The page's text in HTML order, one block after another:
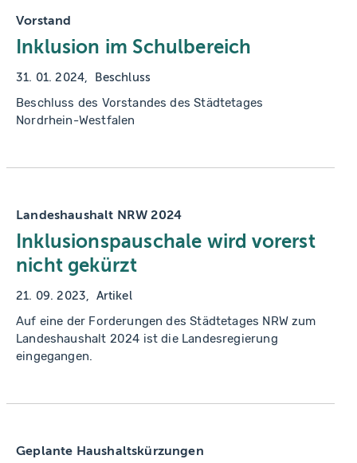
Vorstand
Inklusion im Schulbereich
31. 01. 2024 Beschluss
Beschluss des Vorstandes des Städtetages
Nordrhein-Westfalen
Landeshaushalt NRW 2024
Inklusionspauschale wird vorerst
nicht gekürzt
21. 09. 2023 Artikel
Auf eine der Forderungen des Städtetages NRW zum
Landeshaushalt 2024 ist die Landesregierung
eingegangen.
Geplante Haushaltskürzungen